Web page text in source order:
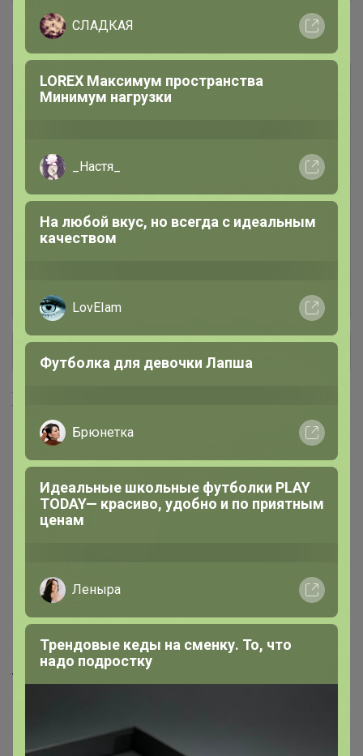
#Аксессуары
Бабочки
Запонки и зажимы 62
Карманные платки
Платки шейные 31
Хиты продаж
Скидка
480р
TS521 (т.бирюза) Футболка
680р
СЛАДКАЯ
LOREX Максимум пространства
Минимум нагрузки
_Настя_
На любой вкус, но всегда с идеальным
качеством
LovEIam
Футболка для девочки Лапша
Брюнетка
Идеальные школьные футболки PLAY
TODAY— красиво, удобно и по приятным
ценам
Леныра
Трендовые кеды на сменку. То, что
надо подростку